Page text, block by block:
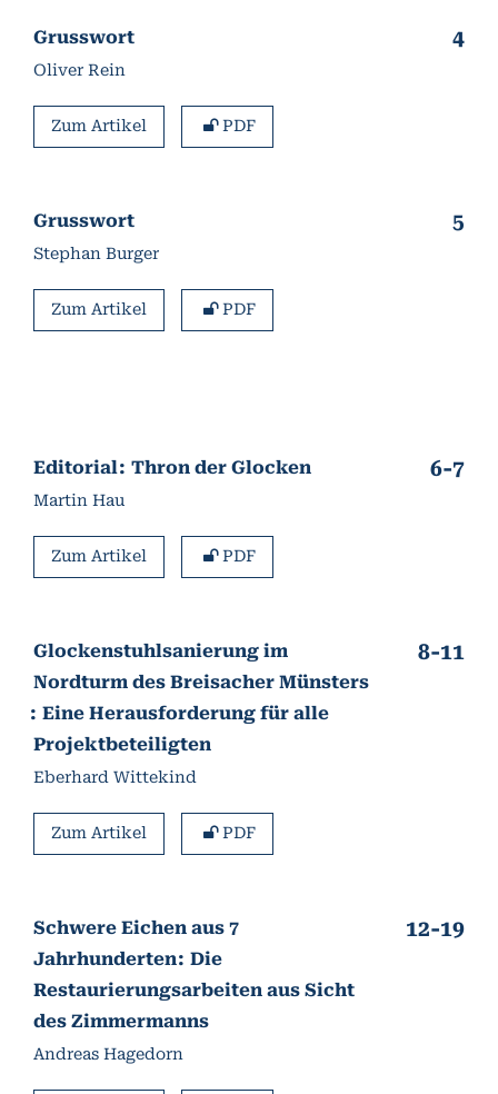
Grusswort
Oliver Rein
Zum Artikel PDF
4
Grusswort
Stephan Burger
Zum Artikel PDF
5
Editorial Thron der Glocken
Martin Hau
Zum Artikel PDF
6-7
Glockenstuhlsanierung im
Nordturm des Breisacher Münsters
Eine Herausforderung für alle
Projektbeteiligten
Eberhard Wittekind
Zum Artikel PDF
8-11
Schwere Eichen aus 7
Jahrhunderten Die
Restaurierungsarbeiten aus Sicht
des Zimmermanns
Andreas Hagedorn
12-19